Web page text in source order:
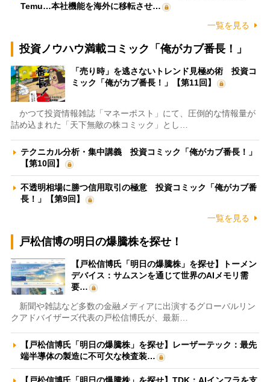
Temu…本社機能を海外に移転させ…
一覧を見る
投資ノウハウ満載コミック「俺がカブ番長！」
「売り時」を逃さないトレンド見極め術 投資コ
ミック「俺がカブ番長！」【第11回】
かつて投資情報雑誌「マネーポスト」にて、圧倒的な情報量が
詰め込まれた「天下無敵の株コミック」とし…
テクニカル分析・集中講義 投資コミック「俺がカブ番長！」
【第10回】
不透明相場に勝つ信用取引の極意 投資コミック「俺がカブ番
長！」【第9回】
一覧を見る
戸松信博の明日の爆騰株を探せ！
【戸松信博氏「明日の爆騰株」を探せ】トーメン
デバイス：サムスンを通じて世界のAIメモリ需
要…
新聞や雑誌など多数の金融メディアに出演するグローバルリン
クアドバイザーズ代表の戸松信博氏が、最新…
【戸松信博氏「明日の爆騰株」を探せ】レーザーテック：最先
端半導体の製造に不可欠な検査装…